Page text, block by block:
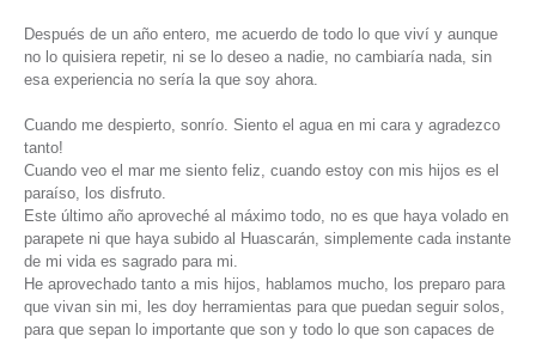
Después de un año entero, me acuerdo de todo lo que viví y aunque
no lo quisiera repetir, ni se lo deseo a nadie, no cambiaría nada, sin
esa experiencia no sería la que soy ahora.
Cuando me despierto, sonrío. Siento el agua en mi cara y agradezco
tanto!
Cuando veo el mar me siento feliz, cuando estoy con mis hijos es el
paraíso, los disfruto.
Este último año aproveché al máximo todo, no es que haya volado en
parapete ni que haya subido al Huascarán, simplemente cada instante
de mi vida es sagrado para mi.
He aprovechado tanto a mis hijos, hablamos mucho, los preparo para
que vivan sin mi, les doy herramientas para que puedan seguir solos,
para que sepan lo importante que son y todo lo que son capaces de